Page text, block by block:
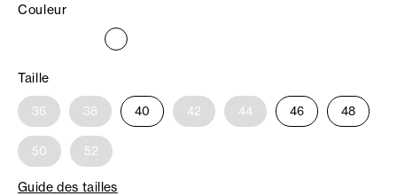
Couleur
Taille
36 38 40 42 44 46 48
50 52
Guide des tailles